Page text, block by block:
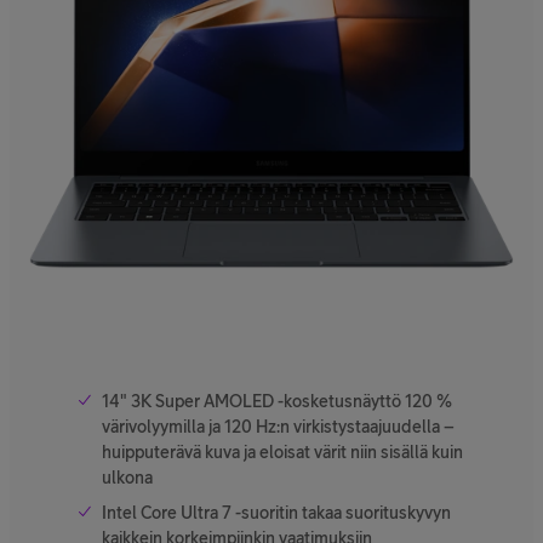
14" 3K Super AMOLED -kosketusnäyttö 120 %
värivolyymilla ja 120 Hz:n virkistystaajuudella –
huipputerävä kuva ja eloisat värit niin sisällä kuin
ulkona
Intel Core Ultra 7 -suoritin takaa suorituskyvyn
kaikkein korkeimpiinkin vaatimuksiin